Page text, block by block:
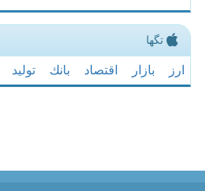
تگها
ارز بازار اقتصاد بانك تولید